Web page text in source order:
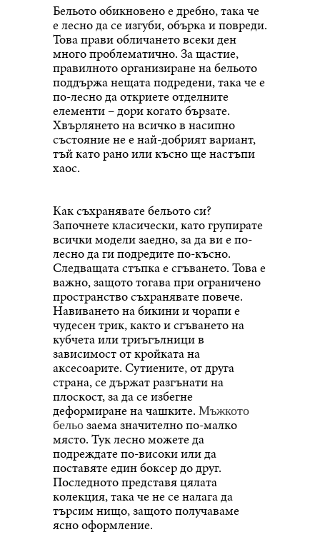
Бельото обикновено е дребно, така че
е лесно да се изгуби, обърка и повреди.
Това прави обличането всеки ден
много проблематично. За щастие,
правилното организиране на бельото
поддържа нещата подредени, така че е
по-лесно да откриете отделните
елементи – дори когато бързате.
Хвърлянето на всичко в насипно
състояние не е най-добрият вариант,
тъй като рано или късно ще настъпи
хаос.
Как съхранявате бельото си?
Започнете класически, като групирате
всички модели заедно, за да ви е по-
лесно да ги подредите по-късно.
Следващата стъпка е сгъването. Това е
важно, защото тогава при ограничено
пространство съхранявате повече.
Навиването на бикини и чорапи е
чудесен трик, както и сгъването на
кубчета или триъгълници в
зависимост от кройката на
аксесоарите. Сутиените, от друга
страна, се държат разгънати на
плоскост, за да се избегне
деформиране на чашките. Мъжкото
бельо заема значително по-малко
място. Тук лесно можете да
подреждате по-високи или да
поставяте един боксер до друг.
Последното представя цялата
колекция, така че не се налага да
търсим нищо, защото получаваме
ясно оформление.